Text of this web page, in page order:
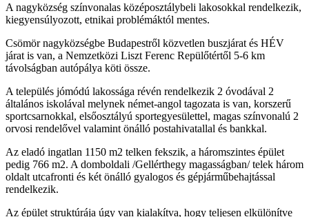
A nagyközség színvonalas középosztálybeli lakosokkal rendelkezik,
kiegyensúlyozott, etnikai problémáktól mentes.
Csömör nagyközségbe Budapestről közvetlen buszjárat és HÉV
járat is van, a Nemzetközi Liszt Ferenc Repülőtértől 5-6 km
távolságban autópálya köti össze.
A település jómódú lakossága révén rendelkezik 2 óvodával 2
általános iskolával melynek német-angol tagozata is van, korszerű
sportcsarnokkal, elsőosztályú sportegyesülettel, magas színvonalú 2
orvosi rendelővel valamint önálló postahivatallal és bankkal.
Az eladó ingatlan 1150 m2 telken fekszik, a háromszintes épület
pedig 766 m2. A domboldali /Gellérthegy magasságban/ telek három
oldalt utcafronti és két önálló gyalogos és gépjárműbehajtással
rendelkezik.
Az épület struktúrája úgy van kialakítva, hogy teljesen elkülönítve